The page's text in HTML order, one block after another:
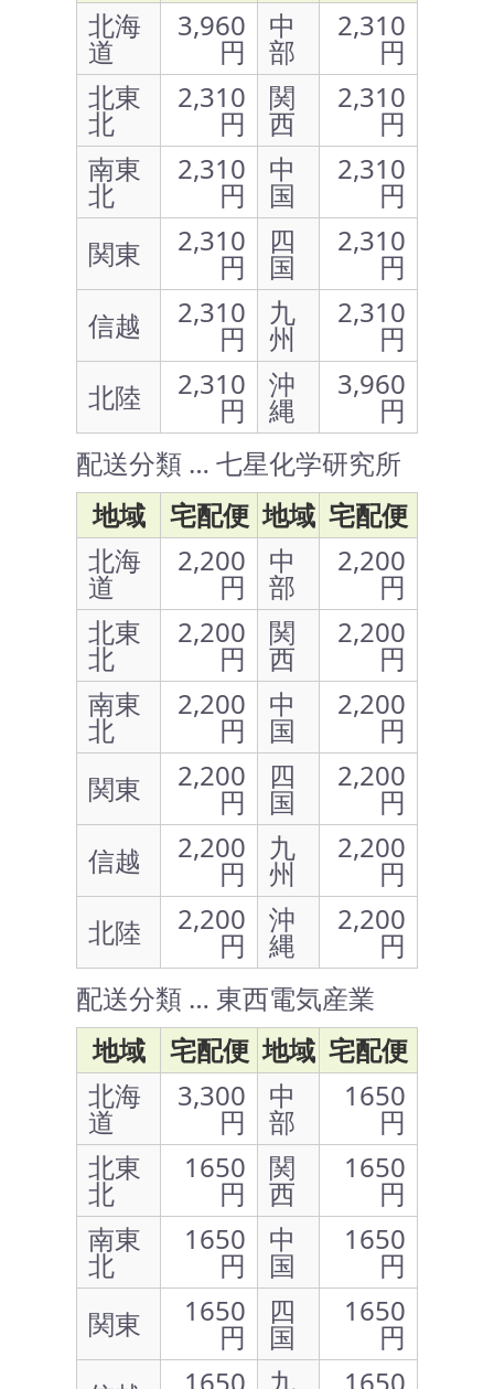
北海
道
3,960
円
中
部
2,310
円
北東
北
2,310
円
関
西
2,310
円
南東
北
2,310
円
中
国
2,310
円
関東
2,310
円
四
国
2,310
円
信越
2,310
円
九
州
2,310
円
北陸
2,310
円
沖
縄
3,960
円
配送分類 … 七星化学研究所
地域
宅配便 地域 宅配便
北海
道
2,200
円
中
部
2,200
円
北東
北
2,200
円
関
西
2,200
円
南東
北
2,200
円
中
国
2,200
円
関東
2,200
円
四
国
2,200
円
信越
2,200
円
九
州
2,200
円
北陸
2,200
円
沖
縄
2,200
円
配送分類 … 東西電気産業
地域
宅配便 地域 宅配便
北海
道
3,300
円
中
部
1650
円
北東
北
1650
円
関
西
1650
円
南東
北
1650
円
中
国
1650
円
関東
1650
円
四
国
1650
円